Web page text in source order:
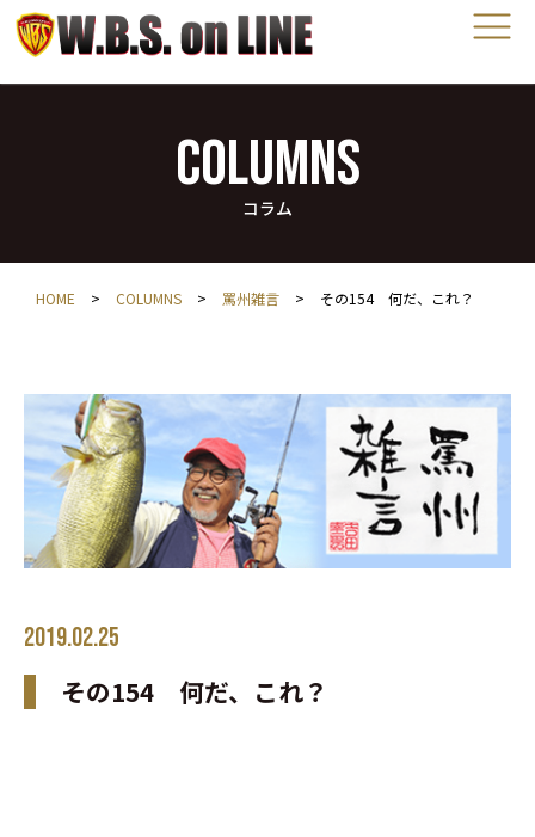
COLUMNS
コラム
HOME > COLUMNS > 罵州雑言 > その154 何だ、これ？
2019.02.25
その154 何だ、これ？